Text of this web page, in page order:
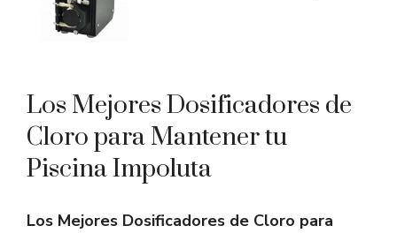
Los Mejores Dosificadores de
Cloro para Mantener tu
Piscina Impoluta
Los Mejores Dosificadores de Cloro para